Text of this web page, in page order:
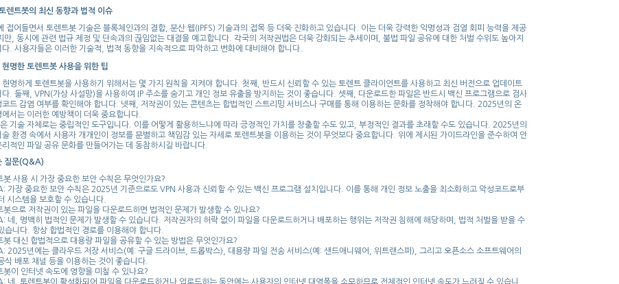
렌트봇의 최신 동향과 법적 이슈
접어들면서 토렌트봇 기술은 블록체인과의 결합, 분산 웹(IPFS) 기술과의 접목 등 더욱 진화하고 있습니다. 이는 더욱 강력한 익명성과 검열 회피 능력을 제공
만, 동시에 관련 법규 제정 및 단속과의 끊임없는 대결을 예고합니다. 각국의 저작권법은 더욱 강화되는 추세이며, 불법 파일 공유에 대한 처벌 수위도 높아지
다. 사용자들은 이러한 기술적, 법적 동향을 지속적으로 파악하고 변화에 대비해야 합니다.
현명한 토렌트봇 사용을 위한 팁
현명하게 토렌트봇을 사용하기 위해서는 몇 가지 원칙을 지켜야 합니다. 첫째, 반드시 신뢰할 수 있는 토렌트 클라이언트를 사용하고 최신 버전으로 업데이트
다. 둘째, VPN(가상 사설망)을 사용하여 IP 주소를 숨기고 개인 정보 유출을 방지하는 것이 좋습니다. 셋째, 다운로드한 파일은 반드시 백신 프로그램으로 검사
코드 감염 여부를 확인해야 합니다. 넷째, 저작권이 있는 콘텐츠는 합법적인 스트리밍 서비스나 구매를 통해 이용하는 문화를 정착해야 합니다. 2025년의 온
에서는 이러한 예방책이 더욱 중요합니다.
기술 자체로는 중립적인 도구입니다. 이를 어떻게 활용하느냐에 따라 긍정적인 가치를 창출할 수도 있고, 부정적인 결과를 초래할 수도 있습니다. 2025년의
술 환경 속에서 사용자 개개인이 정보를 분별하고 책임감 있는 자세로 토렌트봇을 이용하는 것이 무엇보다 중요합니다. 위에 제시된 가이드라인을 준수하여 안
리적인 파일 공유 문화를 만들어가는 데 동참하시길 바랍니다.
질문(Q&A)
봇 사용 시 가장 중요한 보안 수칙은 무엇인가요?
가장 중요한 보안 수칙은 2025년 기준으로도 VPN 사용과 신뢰할 수 있는 백신 프로그램 설치입니다. 이를 통해 개인 정보 노출을 최소화하고 악성코드로부
시스템을 보호할 수 있습니다.
봇으로 저작권이 있는 파일을 다운로드하면 법적인 문제가 발생할 수 있나요?
네, 명백히 법적인 문제가 발생할 수 있습니다. 저작권자의 허락 없이 파일을 다운로드하거나 배포하는 행위는 저작권 침해에 해당하며, 법적 처벌을 받을 수
습니다. 항상 합법적인 경로를 이용해야 합니다.
봇 대신 합법적으로 대용량 파일을 공유할 수 있는 방법은 무엇인가요?
2025년에는 클라우드 저장 서비스(예: 구글 드라이브, 드롭박스), 대용량 파일 전송 서비스(예: 샌드애니웨어, 위트랜스퍼), 그리고 오픈소스 소프트웨어의
식 배포 채널 등을 이용하는 것이 좋습니다.
봇이 인터넷 속도에 영향을 미칠 수 있나요?
네, 토렌트봇이 활성화되어 파일을 다운로드하거나 업로드하는 동안에는 사용자의 인터넷 대역폭을 소모하므로 전체적인 인터넷 속도가 느려질 수 있습니